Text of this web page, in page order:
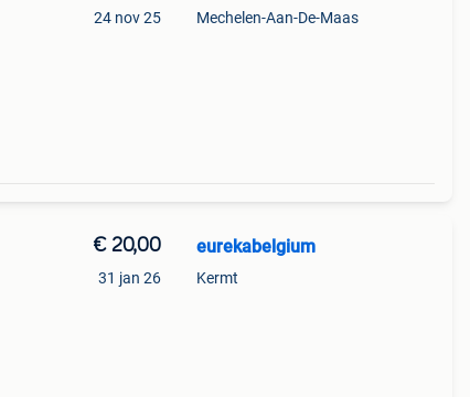
24 nov 25 Mechelen-Aan-De-Maas
€ 20,00
31 jan 26
eurekabelgium
Kermt